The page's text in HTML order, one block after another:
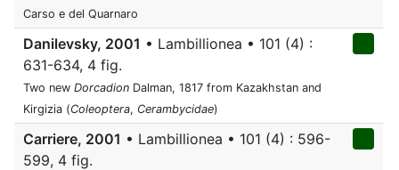
Carso e del Quarnaro
Danilevsky, 2001 • Lambillionea • 101 (4) :
631-634, 4 fig.
Two new Dorcadion Dalman, 1817 from Kazakhstan and
Kirgizia (Coleoptera, Cerambycidae)
Carriere, 2001 • Lambillionea • 101 (4) : 596-
599, 4 fig.